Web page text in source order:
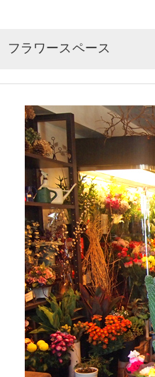
フラワースペース